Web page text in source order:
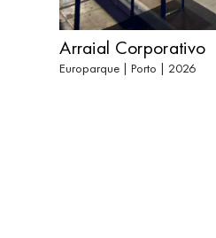
Arraial Corporativo
Europarque | Porto | 2026